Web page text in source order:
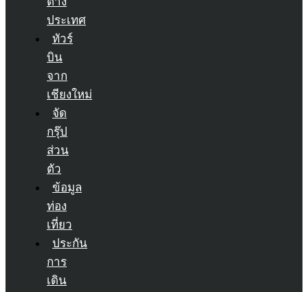
ประเทศ
ทัวร์
บิน
จาก
เชียงใหม่
จัด
กรุ๊ป
ส่วน
ตัว
ข้อมูล
ท่อง
เที่ยว
ประกัน
การ
เดิน